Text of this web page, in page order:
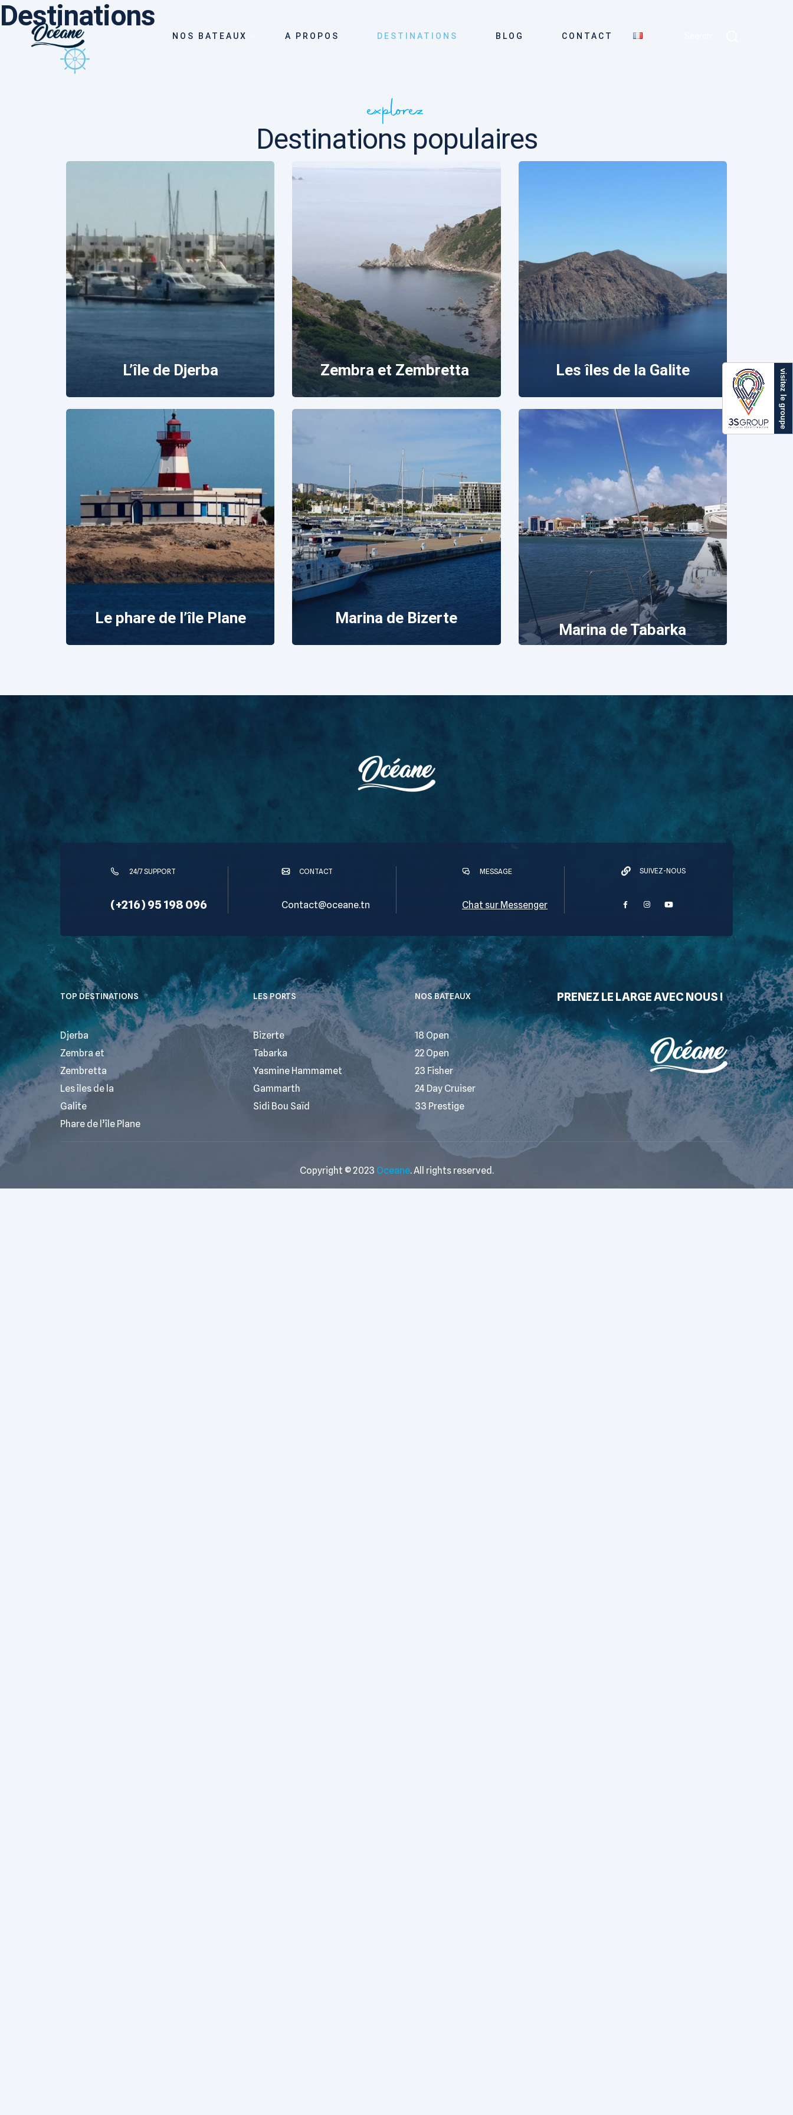
NOS BATEAUX A PROPOS DESTINATIONS BLOG CONTACT
Destinations
explorez
Destinations populaires
L’île de Djerba Zembra et Zembretta Les îles de la Galite
Le phare de l’île Plane Marina de Bizerte
Marina de Tabarka
visitez le groupe
24/7 SUPPORT
(+216) 95 198 096
CONTACT
Contact@oceane.tn
MESSAGE
Chat sur Messenger
SUIVEZ-NOUS
TOP DESTINATIONS
Djerba
Zembra et
Zembretta
Les îles de la
Galite
Phare de l’île Plane
LES PORTS
Bizerte
Tabarka
Yasmine Hammamet
Gammarth
Sidi Bou Saïd
NOS BATEAUX
18 Open
22 Open
23 Fisher
24 Day Cruiser
33 Prestige
PRENEZ LE LARGE AVEC NOUS !
Copyright © 2023 Oceane. All rights reserved.